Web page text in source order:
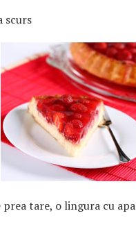
scurs
tare, o lingura cu apa